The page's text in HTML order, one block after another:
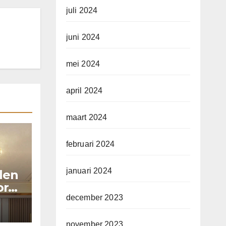
juli 2024
juni 2024
mei 2024
april 2024
maart 2024
februari 2024
januari 2024
december 2023
november 2023